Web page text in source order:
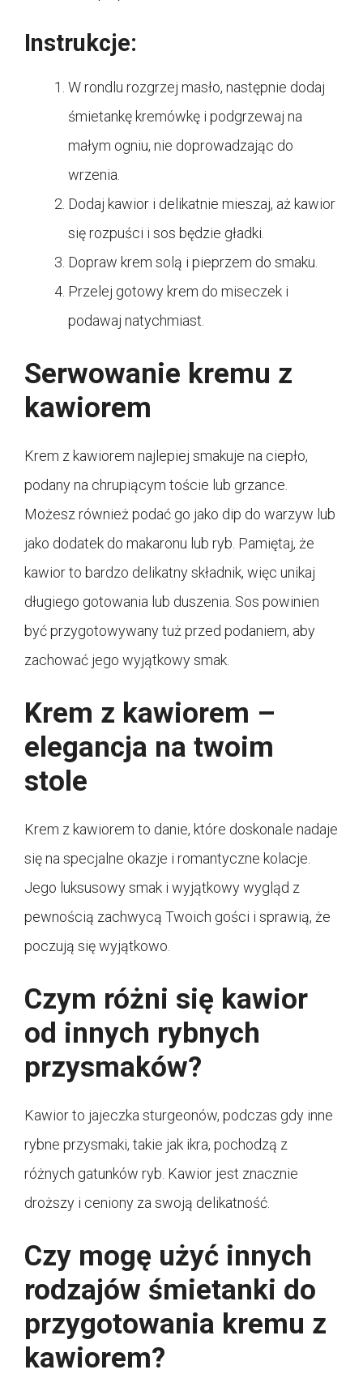
Instrukcje:
W rondlu rozgrzej masło, następnie dodaj
śmietankę kremówkę i podgrzewaj na
małym ogniu, nie doprowadzając do
wrzenia.
Dodaj kawior i delikatnie mieszaj, aż kawior
się rozpuści i sos będzie gładki.
Dopraw krem solą i pieprzem do smaku.
Przelej gotowy krem do miseczek i
podawaj natychmiast.
Serwowanie kremu z
kawiorem
Krem z kawiorem najlepiej smakuje na ciepło,
podany na chrupiącym toście lub grzance.
Możesz również podać go jako dip do warzyw lub
jako dodatek do makaronu lub ryb. Pamiętaj, że
kawior to bardzo delikatny składnik, więc unikaj
długiego gotowania lub duszenia. Sos powinien
być przygotowywany tuż przed podaniem, aby
zachować jego wyjątkowy smak.
Krem z kawiorem –
elegancja na twoim
stole
Krem z kawiorem to danie, które doskonale nadaje
się na specjalne okazje i romantyczne kolacje.
Jego luksusowy smak i wyjątkowy wygląd z
pewnością zachwycą Twoich gości i sprawią, że
poczują się wyjątkowo.
Czym różni się kawior
od innych rybnych
przysmaków?
Kawior to jajeczka sturgeonów, podczas gdy inne
rybne przysmaki, takie jak ikra, pochodzą z
różnych gatunków ryb. Kawior jest znacznie
droższy i ceniony za swoją delikatność.
Czy mogę użyć innych
rodzajów śmietanki do
przygotowania kremu z
kawiorem?